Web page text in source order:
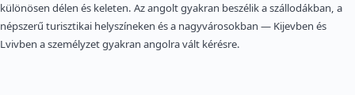
különösen délen és keleten. Az angolt gyakran beszélik a szállodákban, a
népszerű turisztikai helyszíneken és a nagyvárosokban — Kijevben és
Lvivben a személyzet gyakran angolra vált kérésre.